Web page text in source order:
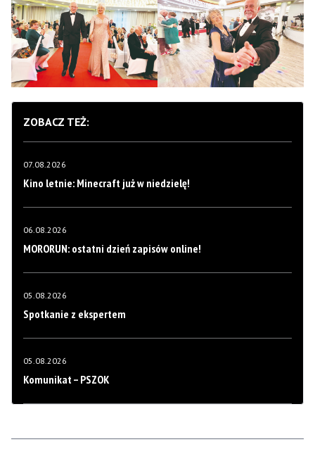
ZOBACZ TEŻ:
07.08.2026
Kino letnie: Minecraft już w niedzielę!
06.08.2026
MORORUN: ostatni dzień zapisów online!
05.08.2026
Spotkanie z ekspertem
05.08.2026
Komunikat – PSZOK